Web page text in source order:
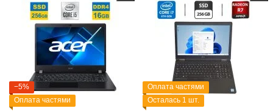
−5%
Оплата частями
Оплата частями
Осталась 1 шт.